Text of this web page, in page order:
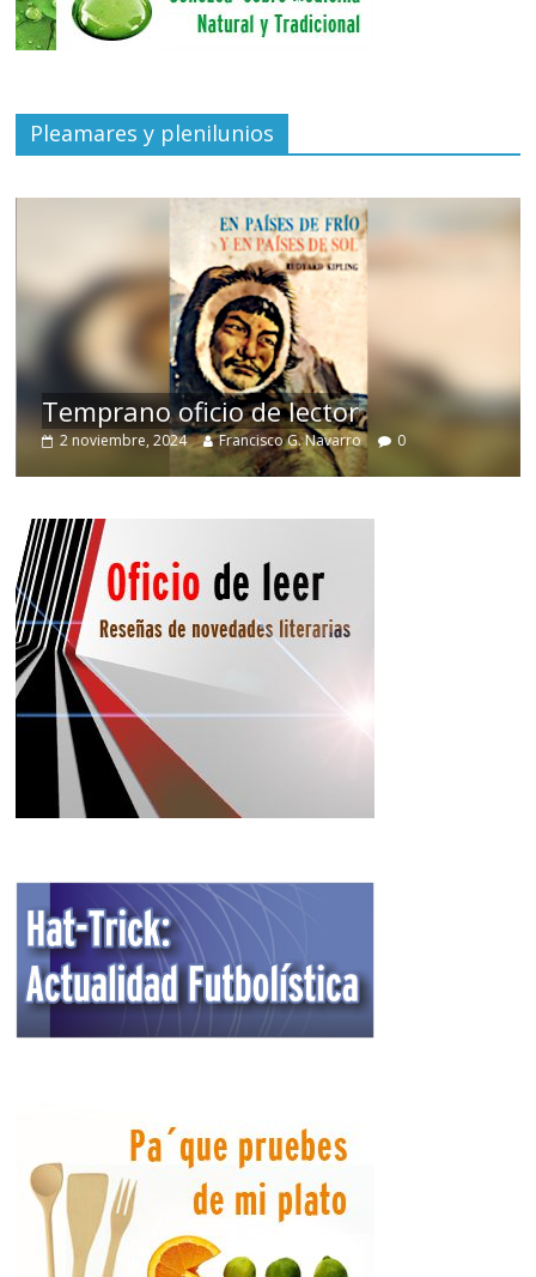
Pleamares y plenilunios
Temprano oficio de lector
2 noviembre, 2024 Francisco G. Navarro 0